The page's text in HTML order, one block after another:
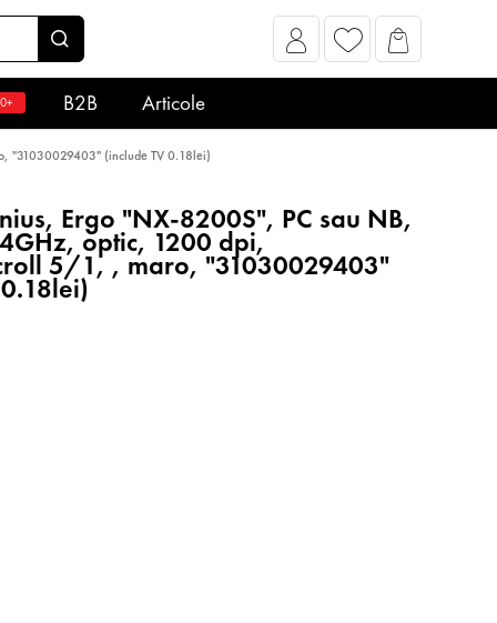
B2B Articole
"31030029403" (include TV 0.18lei)
Ergo "NX-8200S", PC sau NB,
optic, 1200 dpi,
5/1, , maro, "31030029403"